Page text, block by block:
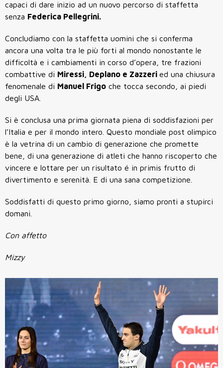
capaci di dare inizio ad un nuovo percorso di staffetta
senza Federica Pellegrini.
Concludiamo con la staffetta uomini che si conferma
ancora una volta tra le più forti al mondo nonostante le
difficoltà e i cambiamenti in corso d’opera, tre frazioni
combattive di Miressi, Deplano e Zazzeri ed una chiusura
fenomenale di Manuel Frigo che tocca secondo, ai piedi
degli USA.
Si è conclusa una prima giornata piena di soddisfazioni per
l’Italia e per il mondo intero. Questo mondiale post olimpico
è la vetrina di un cambio di generazione che promette
bene, di una generazione di atleti che hanno riscoperto che
vincere e lottare per un risultato é in primis frutto di
divertimento e serenità. E di una sana competizione.
Soddisfatti di questo primo giorno, siamo pronti a stupirci
domani.
Con affetto
Mizzy